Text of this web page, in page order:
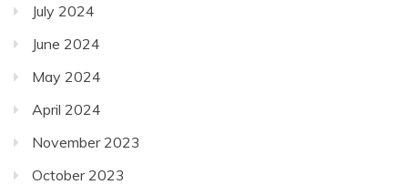
July 2024
June 2024
May 2024
April 2024
November 2023
October 2023